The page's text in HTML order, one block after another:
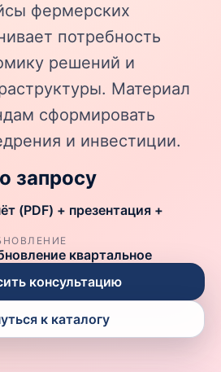
фермерских
потребность
решений и
Материал
сформировать
и инвестиции.
запросу
(PDF) + презентация +
квартальное
консультацию
к каталогу